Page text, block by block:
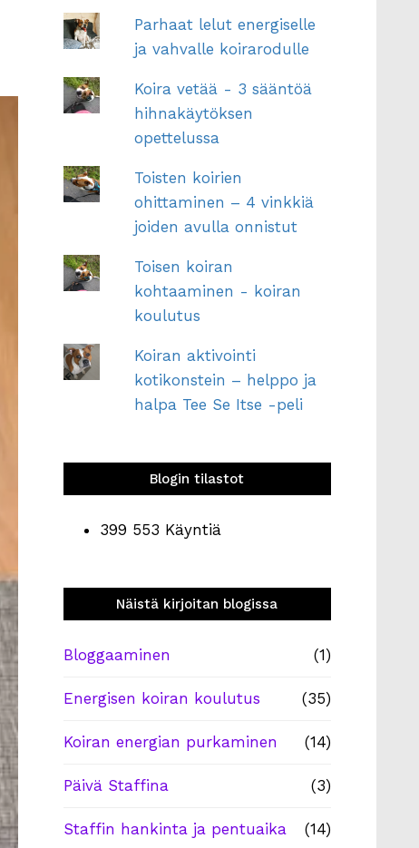
Parhaat lelut energiselle
ja vahvalle koirarodulle
Koira vetää - 3 sääntöä
hihnakäytöksen
opettelussa
Toisten koirien
ohittaminen – 4 vinkkiä
joiden avulla onnistut
Toisen koiran
kohtaaminen - koiran
koulutus
Koiran aktivointi
kotikonstein – helppo ja
halpa Tee Se Itse -peli
Blogin tilastot
399 553 Käyntiä
Näistä kirjoitan blogissa
Bloggaaminen (1)
Energisen koiran koulutus (35)
Koiran energian purkaminen (14)
Päivä Staffina (3)
Staffin hankinta ja pentuaika (14)